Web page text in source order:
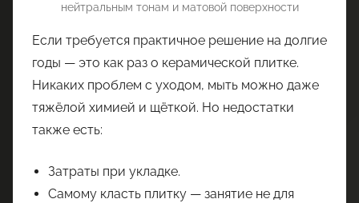
нейтральным тонам и матовой поверхности
Если требуется практичное решение на долгие
годы — это как раз о керамической плитке.
Никаких проблем с уходом, мыть можно даже
тяжёлой химией и щёткой. Но недостатки
также есть:
Затраты при укладке.
Самому класть плитку — занятие не для